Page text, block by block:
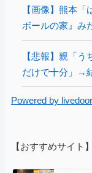
【画像】熊本
ボールの家』み
【悲報】親「
だけで十分」→
Powered by
【おすすめサイト】